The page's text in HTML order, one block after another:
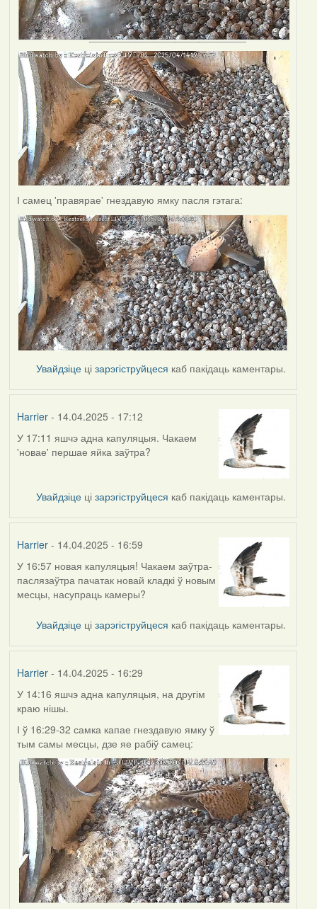
І самец 'правярае' гнездавую ямку пасля гэтага:
Увайдзіце цізарэгіструйцеся каб пакідаць каментары.
Harrier- 14.04.2025 - 17:12
У 17:11 яшчэ адна капуляцыя. Чакаем
'новае' першае яйка заўтра?
Увайдзіце цізарэгіструйцеся каб пакідаць каментары.
Harrier- 14.04.2025 - 16:59
У 16:57 новая капуляцыя! Чакаем заўтра-
паслязаўтра пачатак новай кладкі ў новым
месцы, насупраць камеры?
Увайдзіце цізарэгіструйцеся каб пакідаць каментары.
Harrier- 14.04.2025 - 16:29
У 14:16 яшчэ адна капуляцыя, на другім
краю нішы.
І ў 16:29-32 самка капае гнездавую ямку ў
тым самы месцы, дзе яе рабіў самец: